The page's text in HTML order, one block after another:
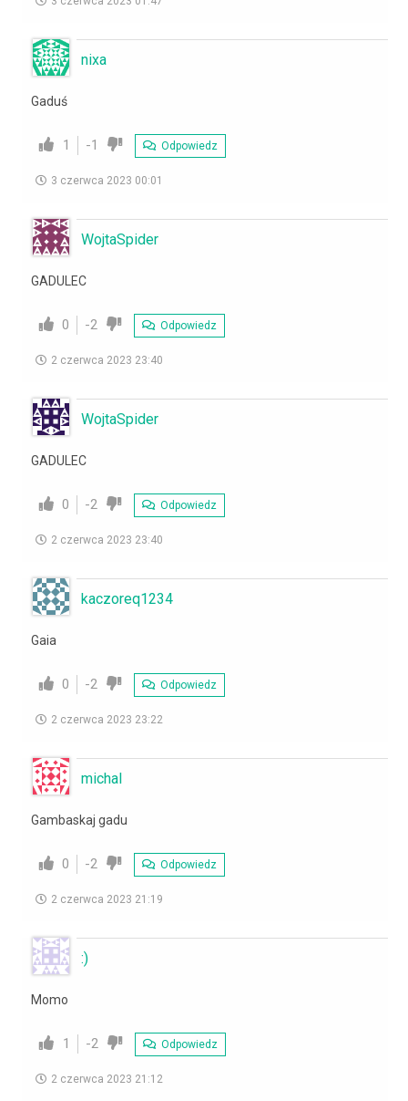
nixa
Gaduś
1 -1 Odpowiedz
3 czerwca 2023 00:01
WojtaSpider
GADULEC
0 -2 Odpowiedz
2 czerwca 2023 23:40
WojtaSpider
GADULEC
0 -2 Odpowiedz
2 czerwca 2023 23:40
kaczoreq1234
Gaia
0 -2 Odpowiedz
2 czerwca 2023 23:22
michal
Gambaskaj gadu
0 -2 Odpowiedz
2 czerwca 2023 21:19
:)
Momo
1 -2 Odpowiedz
2 czerwca 2023 21:12